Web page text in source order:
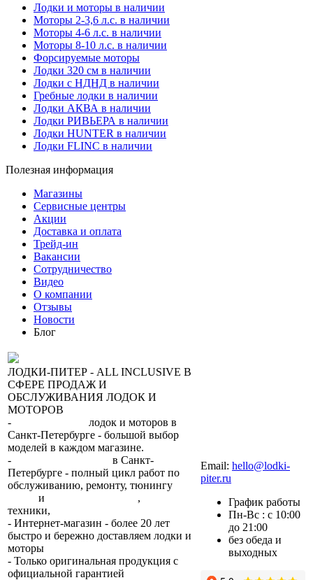
Лодки и моторы в наличии
Моторы 2-3,6 л.с. в наличии
Моторы 4-6 л.с. в наличии
Моторы 8-10 л.с. в наличии
Форсируемые моторы
Лодки 320 см в наличии
Лодки с НДНД в наличии
Гребные лодки в наличии
Лодки АКВА в наличии
Лодки РИВЬЕРА в наличии
Лодки HUNTER в наличии
Лодки FLINC в наличии
Полезная информация
Магазины
Сервисные центры
Акции
Доставка и оплата
Трейд-ин
Вакансии
Сотрудничество
Видео
О компании
Отзывы
Новости
Блог
ЛОДКИ-ПИТЕР - ALL INCLUSIVE В
СФЕРЕ ПРОДАЖ И
ОБСЛУЖИВАНИЯ ЛОДОК И
МОТОРОВ
-
лодок и моторов в
Санкт-Петербурге - большой выбор
моделей в каждом магазине.
-
в Санкт-
Петербурге - полный цикл работ по
обслуживанию, ремонту, тюнингу
и ,
техники,
- Интернет-магазин - более 20 лет
быстро и бережно доставляем лодки и
моторы
- Только оригинальная продукция с
официальной гарантией
Email: hello@lodki-
piter.ru
График работы
Пн-Вс : с 10:00
до 21:00
без обеда и
выходных